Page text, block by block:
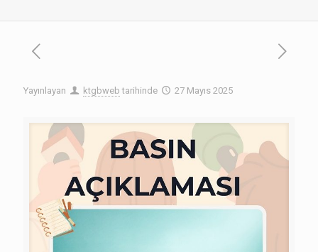
Yayınlayan ktgbweb tarihinde 27 Mayıs 2025